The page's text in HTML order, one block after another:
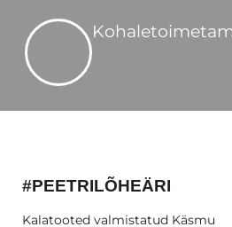
#PEETRILÕHEÄRI
Kalatooted valmistatud Käsmu